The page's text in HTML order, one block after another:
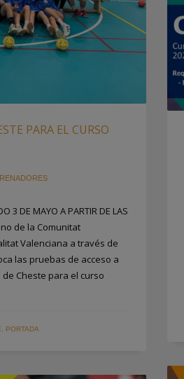
PARA EL CURSO
3 DE MAYO A PARTIR DE LAS
de la Comunitat
Valenciana a través de
las pruebas de acceso a
Cheste para el curso
PORTADA